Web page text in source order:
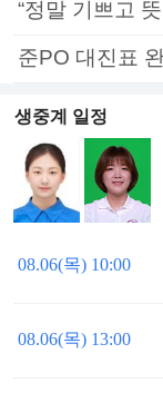
생중계 일정
08.06(목) 10:00
08.06(목) 13:00